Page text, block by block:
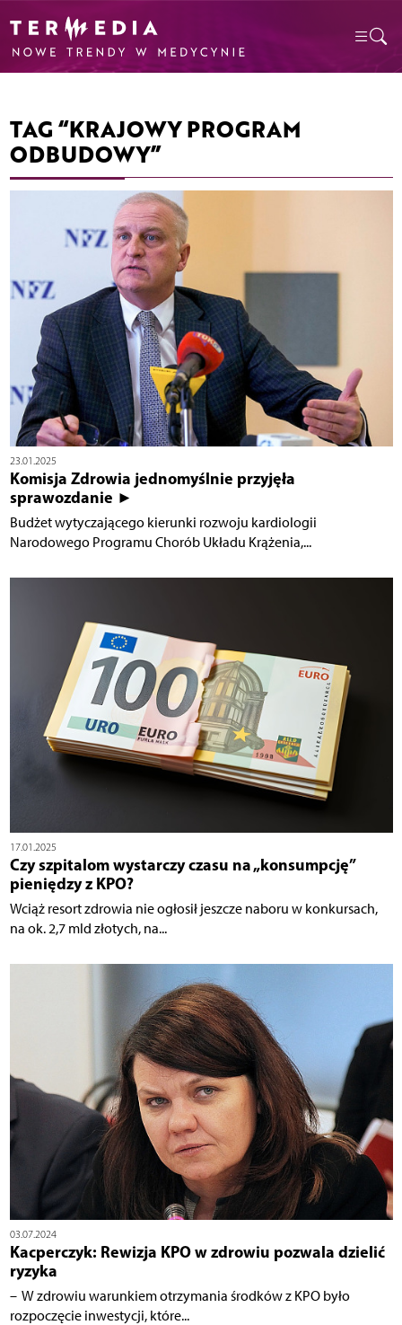
TAG “KRAJOWY PROGRAM
ODBUDOWY”
23.01.2025
Komisja Zdrowia jednomyślnie przyjęła
sprawozdanie ►
Budżet wytyczającego kierunki rozwoju kardiologii
Narodowego Programu Chorób Układu Krążenia,...
17.01.2025
Czy szpitalom wystarczy czasu na „konsumpcję”
pieniędzy z KPO?
Wciąż resort zdrowia nie ogłosił jeszcze naboru w konkursach,
na ok. 2,7 mld złotych, na...
03.07.2024
Kacperczyk: Rewizja KPO w zdrowiu pozwala dzielić
ryzyka
– W zdrowiu warunkiem otrzymania środków z KPO było
rozpoczęcie inwestycji, które...